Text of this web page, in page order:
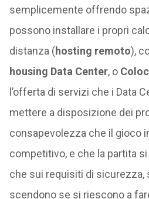
semplicemente offrendo
possono installare i propri
distanza (hosting remoto),
housing Data Center, o
l’offerta di servizi che i Data
mettere a disposizione dei
consapevolezza che il gioco
competitivo, e che la partita
che sui requisiti di sicurezza,
scendono se si riescono a